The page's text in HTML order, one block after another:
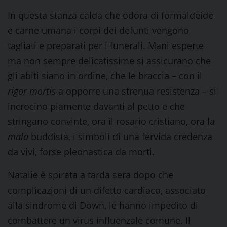
In questa stanza calda che odora di formaldeide
e carne umana i corpi dei defunti vengono
tagliati e preparati per i funerali. Mani esperte
ma non sempre delicatissime si assicurano che
gli abiti siano in ordine, che le braccia – con il
rigor mortis a opporre una strenua resistenza – si
incrocino piamente davanti al petto e che
stringano convinte, ora il rosario cristiano, ora la
mala buddista, i simboli di una fervida credenza
da vivi, forse pleonastica da morti.
Natalie è spirata a tarda sera dopo che
complicazioni di un difetto cardiaco, associato
alla sindrome di Down, le hanno impedito di
combattere un virus influenzale comune. Il